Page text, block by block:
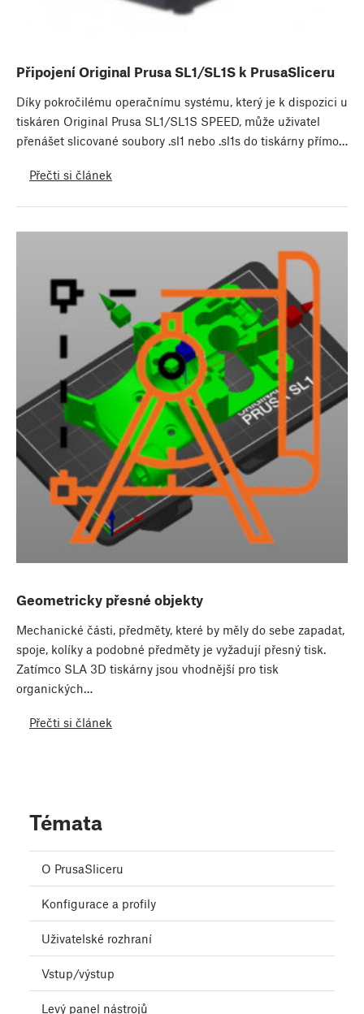
Připojení Original Prusa SL1/SL1S k PrusaSliceru
Díky pokročilému operačnímu systému, který je k dispozici u
tiskáren Original Prusa SL1/SL1S SPEED, může uživatel
přenášet slicované soubory .sl1 nebo .sl1s do tiskárny přímo…
Přečti si článek
Geometricky přesné objekty
Mechanické části, předměty, které by měly do sebe zapadat,
spoje, kolíky a podobné předměty je vyžadují přesný tisk.
Zatímco SLA 3D tiskárny jsou vhodnější pro tisk
organických…
Přečti si článek
Témata
O PrusaSliceru
Konfigurace a profily
Uživatelské rozhraní
Vstup/výstup
Levý panel nástrojů